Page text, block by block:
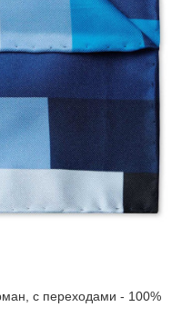
с переходами - 100%